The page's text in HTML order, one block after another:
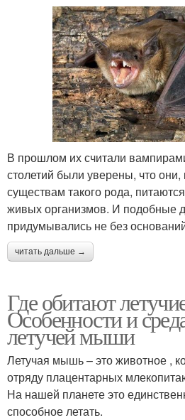
В прошлом их считали
столетий были уверены, что
существам такого рода,
живых организмов. И подобные
придумывались не без
читать дальше →
Где обитают
Особенности и
летучей мыши
Летучая мышь – это животное ,
отряду плацентарных
На нашей планете это
способное летать.